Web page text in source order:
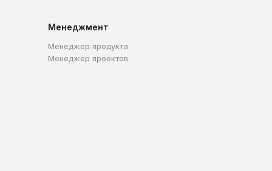
Менеджмент
Менеджер продукта
Менеджер проектов